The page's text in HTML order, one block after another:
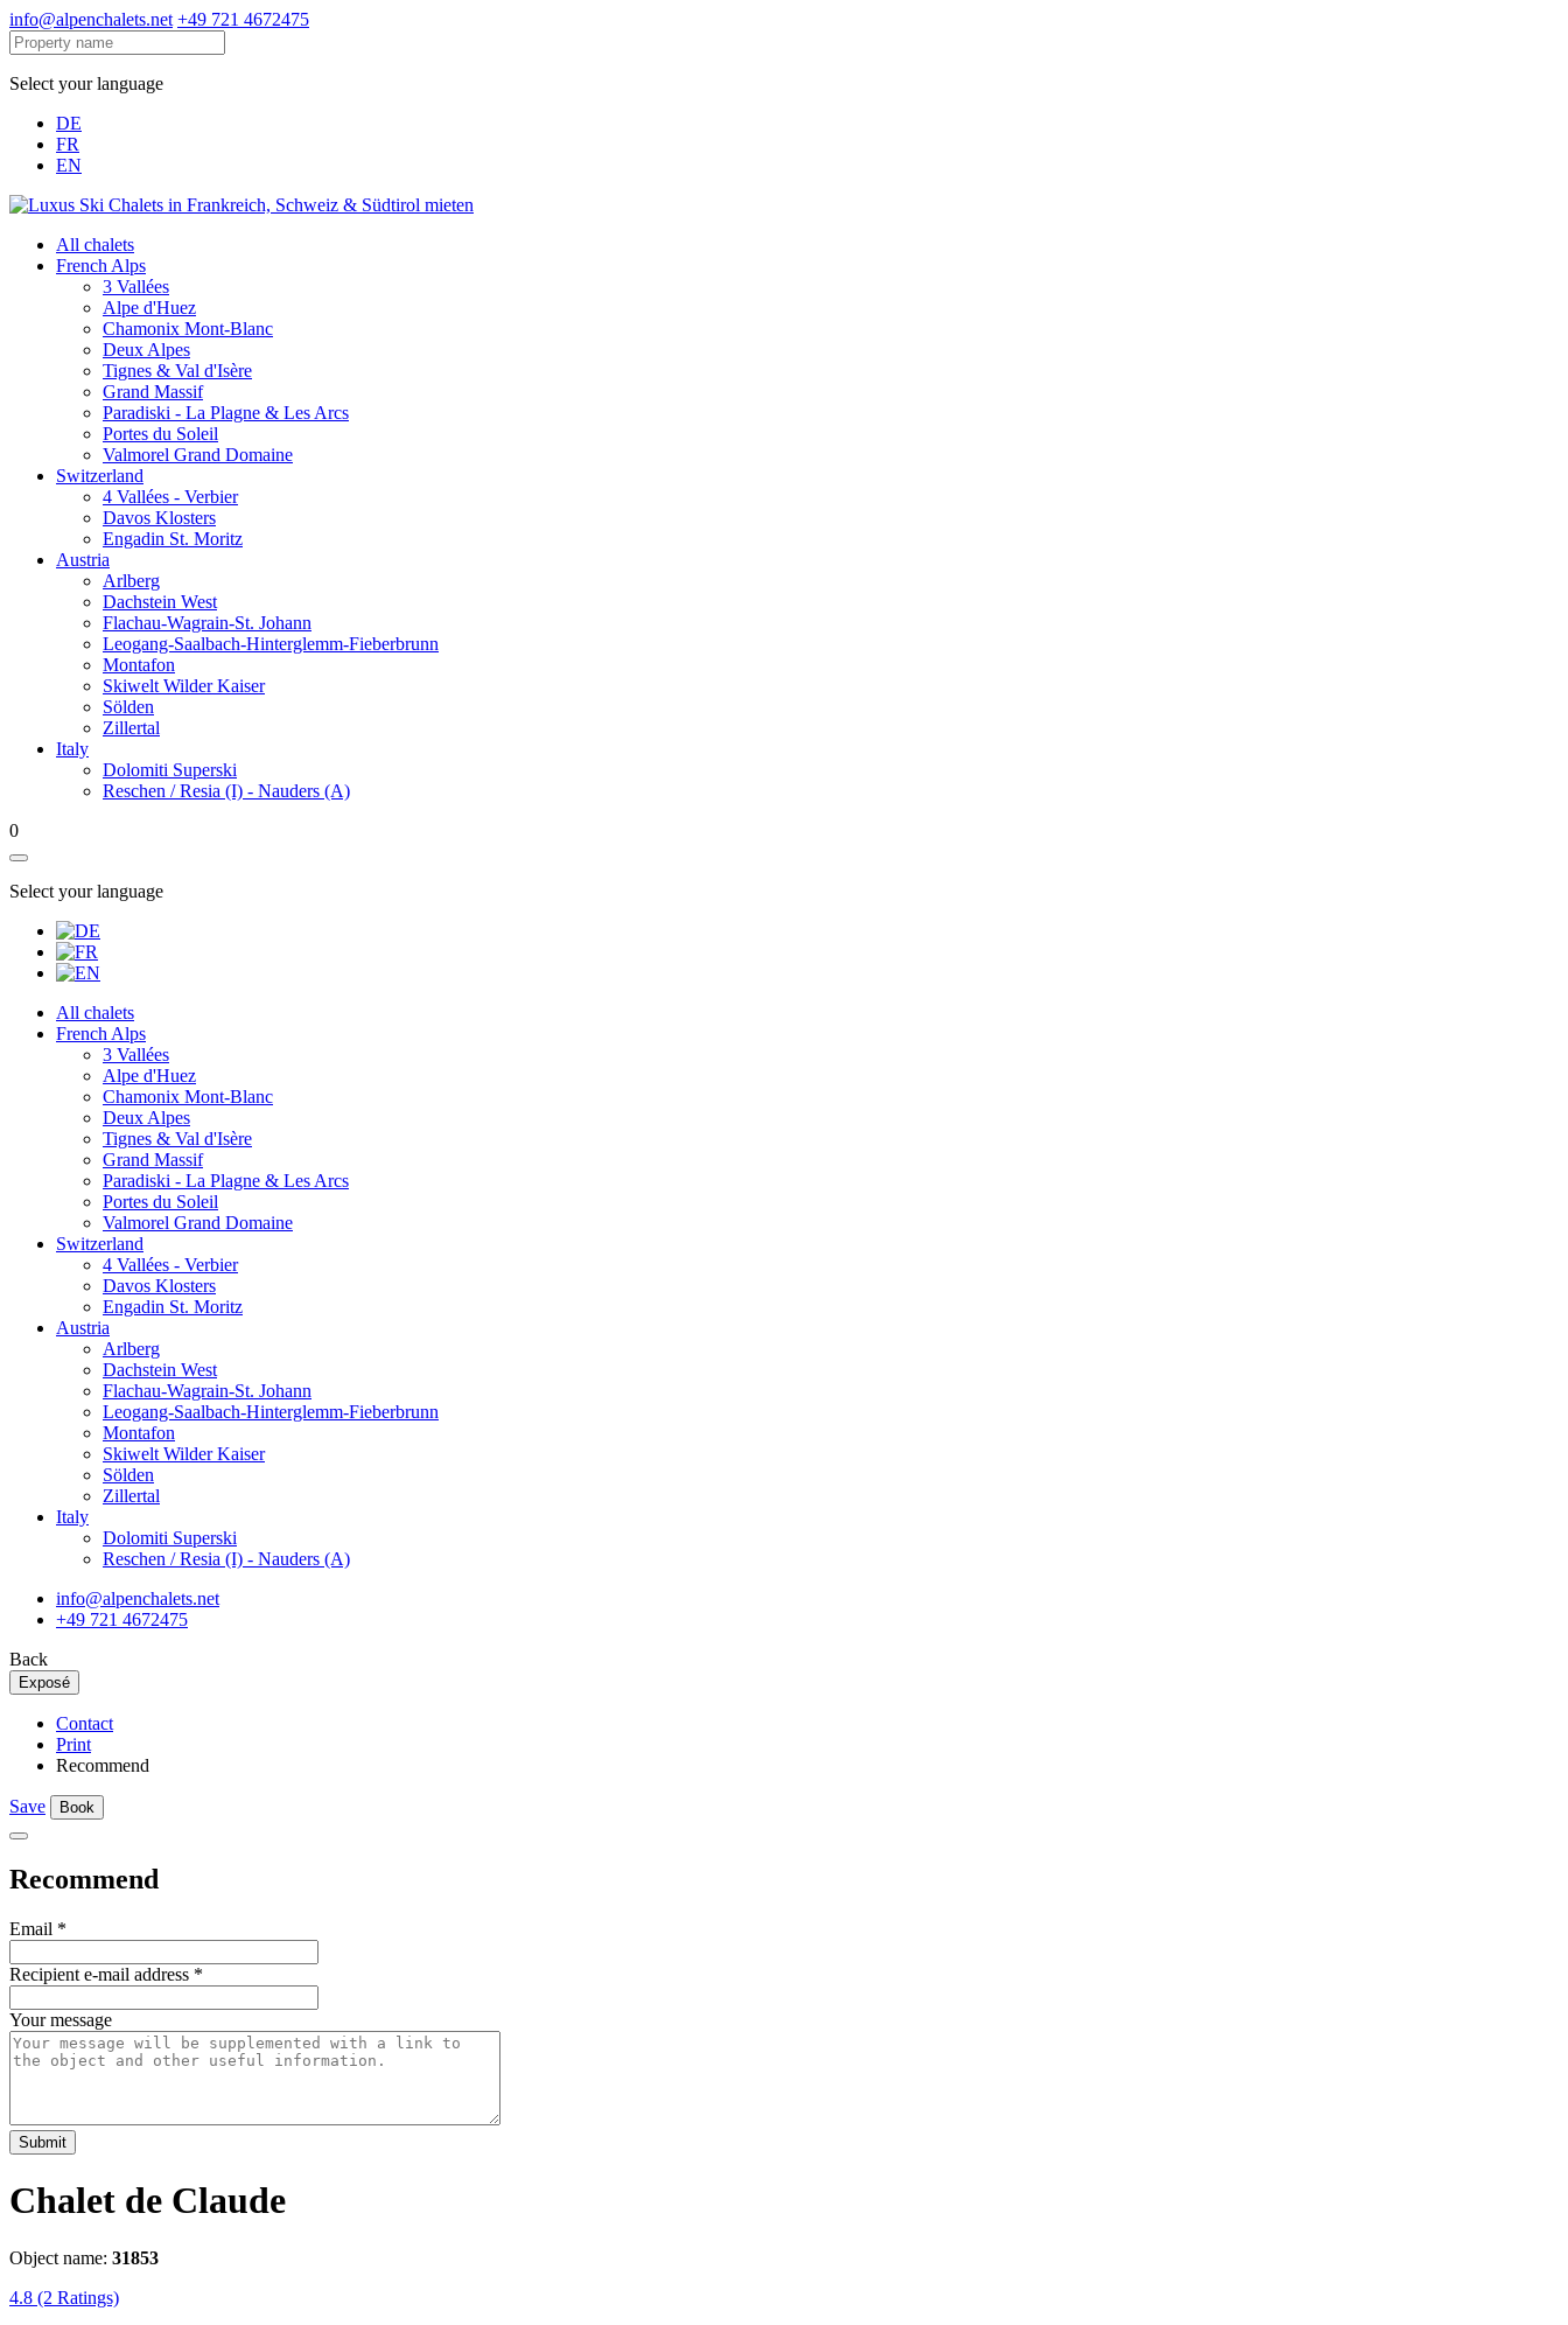
info@alpenchalets.net +49 721 4672475
Select your language
DE
FR
EN
All chalets
French Alps
3 Vallées
Alpe d'Huez
Chamonix Mont-Blanc
Deux Alpes
Tignes & Val d'Isère
Grand Massif
Paradiski - La Plagne & Les Arcs
Portes du Soleil
Valmorel Grand Domaine
Switzerland
4 Vallées - Verbier
Davos Klosters
Engadin St. Moritz
Austria
Arlberg
Dachstein West
Flachau-Wagrain-St. Johann
Leogang-Saalbach-Hinterglemm-Fieberbrunn
Montafon
Skiwelt Wilder Kaiser
Sölden
Zillertal
Italy
Dolomiti Superski
Reschen / Resia (I) - Nauders (A)
0
Select your language
All chalets
French Alps
3 Vallées
Alpe d'Huez
Chamonix Mont-Blanc
Deux Alpes
Tignes & Val d'Isère
Grand Massif
Paradiski - La Plagne & Les Arcs
Portes du Soleil
Valmorel Grand Domaine
Switzerland
4 Vallées - Verbier
Davos Klosters
Engadin St. Moritz
Austria
Arlberg
Dachstein West
Flachau-Wagrain-St. Johann
Leogang-Saalbach-Hinterglemm-Fieberbrunn
Montafon
Skiwelt Wilder Kaiser
Sölden
Zillertal
Italy
Dolomiti Superski
Reschen / Resia (I) - Nauders (A)
info@alpenchalets.net
+49 721 4672475
Back
Exposé
Contact
Print
Recommend
Save Book
Recommend
Email *
Recipient e-mail address *
Your message
Submit
Chalet de Claude
Object name: 31853
4.8 (2 Ratings)